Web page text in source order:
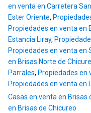
en venta en Carretera
Ester Oriente,
Propiedades en venta en
Estancia Liray,
Propiedades en venta en
en Brisas Norte de
Parrales, Propiedades en
Propiedades en venta en
Casas en venta en Brisas
en Brisas de Chicureo